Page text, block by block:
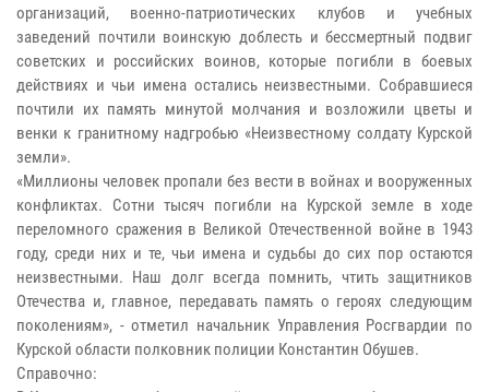
организаций, военно-патриотических клубов и учебных
заведений почтили воинскую доблесть и бессмертный подвиг
советских и российских воинов, которые погибли в боевых
действиях и чьи имена остались неизвестными. Собравшиеся
почтили их память минутой молчания и возложили цветы и
венки к гранитному надгробью «Неизвестному солдату Курской
земли».
«Миллионы человек пропали без вести в войнах и вооруженных
конфликтах. Сотни тысяч погибли на Курской земле в ходе
переломного сражения в Великой Отечественной войне в 1943
году, среди них и те, чьи имена и судьбы до сих пор остаются
неизвестными. Наш долг всегда помнить, чтить защитников
Отечества и, главное, передавать память о героях следующим
поколениям», - отметил начальник Управления Росгвардии по
Курской области полковник полиции Константин Обушев.
Справочно: